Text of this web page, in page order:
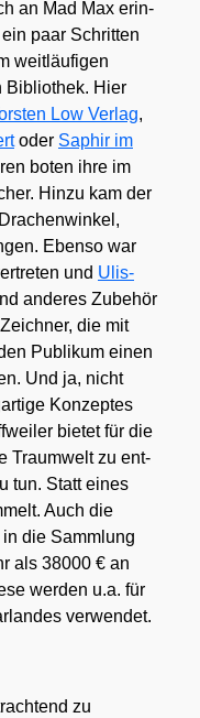
an Mad Max erin­
paar Schrit­ten
weit­läu­fi­gen
Biblio­thek. Hier
Low Ver­lag,
oder Saphir im
boten ihre im
Hin­zu kam der
Eben­so war
und Ulis­
ande­res Zube­hör
die mit
Publi­kum einen
Und ja, nicht
Kon­zep­tes
bie­tet für die
Traum­welt zu ent­
tun. Statt eines
Auch die
die Samm­lung
als 38000 € an
wer­den u.a. für
ver­wen­det.
zu